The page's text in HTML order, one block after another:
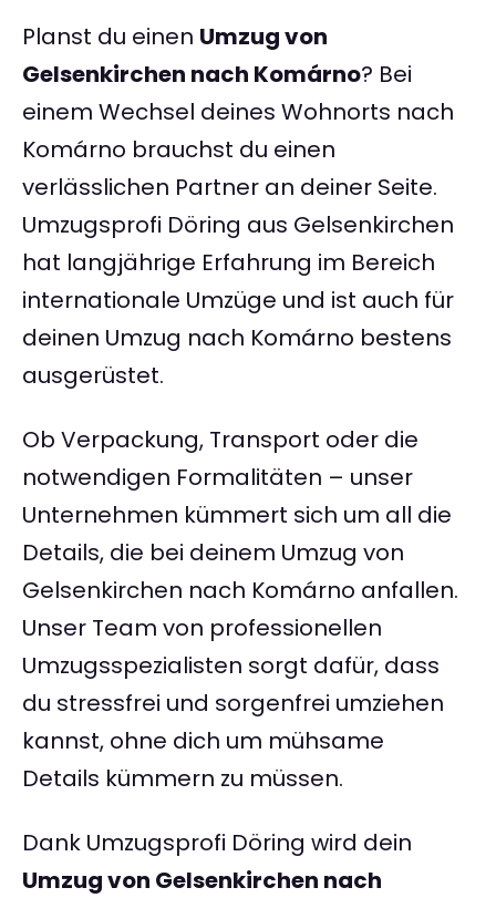
Planst du einen Umzug von
Gelsenkirchen nach Komárno? Bei
einem Wechsel deines Wohnorts nach
Komárno brauchst du einen
verlässlichen Partner an deiner Seite.
Umzugsprofi Döring aus Gelsenkirchen
hat langjährige Erfahrung im Bereich
internationale Umzüge und ist auch für
deinen Umzug nach Komárno bestens
ausgerüstet.
Ob Verpackung, Transport oder die
notwendigen Formalitäten – unser
Unternehmen kümmert sich um all die
Details, die bei deinem Umzug von
Gelsenkirchen nach Komárno anfallen.
Unser Team von professionellen
Umzugsspezialisten sorgt dafür, dass
du stressfrei und sorgenfrei umziehen
kannst, ohne dich um mühsame
Details kümmern zu müssen.
Dank Umzugsprofi Döring wird dein
Umzug von Gelsenkirchen nach